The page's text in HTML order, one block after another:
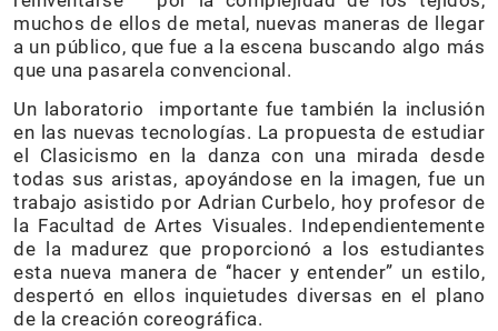
muchos de ellos de metal, nuevas maneras de llegar
a un público, que fue a la escena buscando algo más
que una pasarela convencional.
Un laboratorio importante fue también la inclusión
en las nuevas tecnologías. La propuesta de estudiar
el Clasicismo en la danza con una mirada desde
todas sus aristas, apoyándose en la imagen, fue un
trabajo asistido por Adrian Curbelo, hoy profesor de
la Facultad de Artes Visuales. Independientemente
de la madurez que proporcionó a los estudiantes
esta nueva manera de ‘‘hacer y entender” un estilo,
despertó en ellos inquietudes diversas en el plano
de la creación coreográfica.